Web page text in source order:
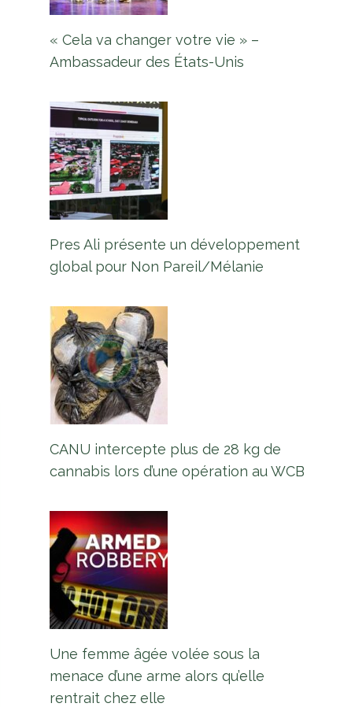
« Cela va changer votre vie » –
Ambassadeur des États-Unis
Pres Ali présente un développement
global pour Non Pareil/Mélanie
CANU intercepte plus de 28 kg de
cannabis lors d’une opération au WCB
Une femme âgée volée sous la
menace d’une arme alors qu’elle
rentrait chez elle